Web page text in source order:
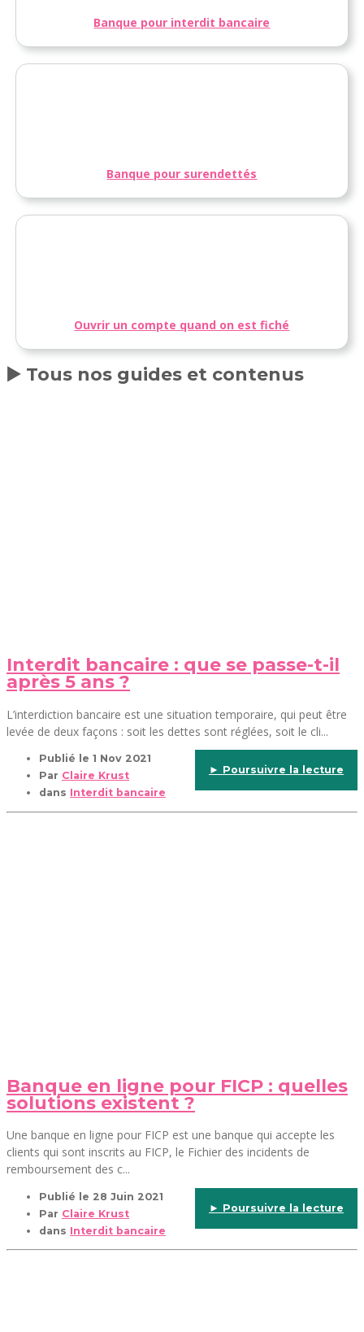
Banque pour interdit bancaire
Banque pour surendettés
Ouvrir un compte quand on est fiché
▶️ Tous nos guides et contenus
Interdit bancaire : que se passe-t-il
après 5 ans ?
L’interdiction bancaire est une situation temporaire, qui peut être
levée de deux façons : soit les dettes sont réglées, soit le cli...
Publié le 1 Nov 2021
Par Claire Krust
dans Interdit bancaire
► Poursuivre la lecture
Banque en ligne pour FICP : quelles
solutions existent ?
Une banque en ligne pour FICP est une banque qui accepte les
clients qui sont inscrits au FICP, le Fichier des incidents de
remboursement des c...
Publié le 28 Juin 2021
Par Claire Krust
dans Interdit bancaire
► Poursuivre la lecture